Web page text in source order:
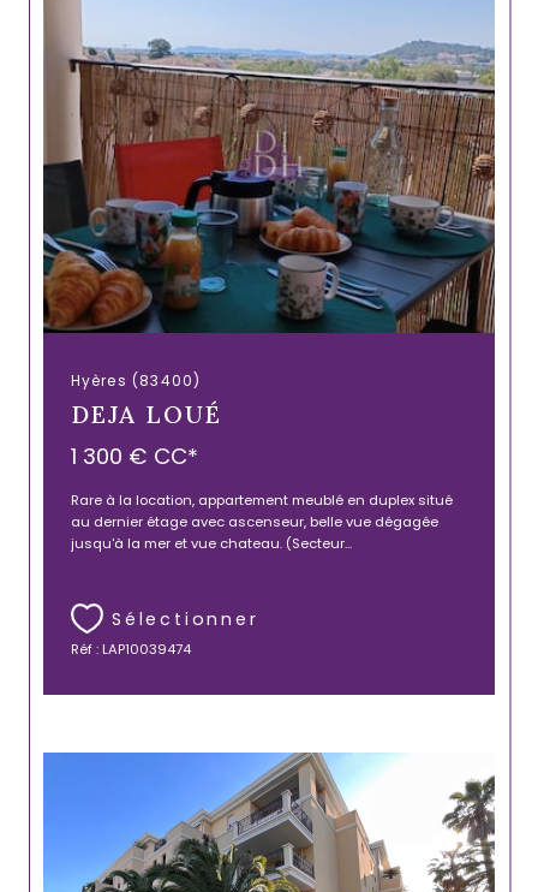
Hyères (83400)
DEJA LOUÉ
1 300 € CC*
Rare à la location, appartement meublé en duplex situé
au dernier étage avec ascenseur, belle vue dégagée
jusqu'à la mer et vue chateau. (Secteur...
Sélectionner
Réf : LAP10039474